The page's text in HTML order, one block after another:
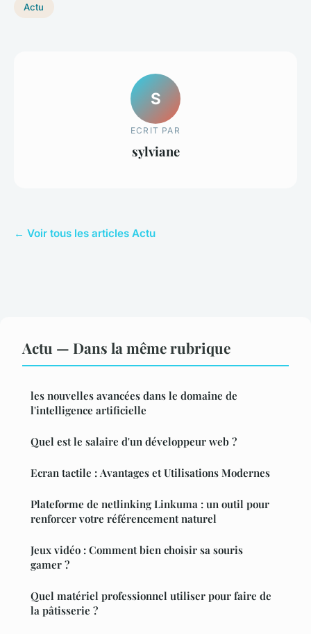
Actu
S
ECRIT PAR
sylviane
← Voir tous les articles Actu
Actu — Dans la même rubrique
les nouvelles avancées dans le domaine de
l'intelligence artificielle
Quel est le salaire d'un développeur web ?
Ecran tactile : Avantages et Utilisations Modernes
Plateforme de netlinking Linkuma : un outil pour
renforcer votre référencement naturel
Jeux vidéo : Comment bien choisir sa souris
gamer ?
Quel matériel professionnel utiliser pour faire de
la pâtisserie ?